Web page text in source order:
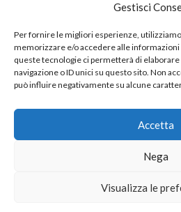
Gestisci
Per fornire le migliori esperienze,
memorizzare e/o accedere alle informazioni
queste tecnologie ci permetterà di
navigazione o ID unici su questo sito. Non
può influire negativamente su alcune
Accetta
Nega
Visualizza le
Proseguendo, dichiaro di aver
Invia
©2026 All Rights Reserverd.
Nazionale dei Giornalisti